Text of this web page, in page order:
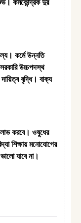
কর্মকেন্দ্রিক দুর
কর্মে উন্নতি
উচ্চপদস্থ
বৃদ্ধি। বাক্য
লাভ করবে। ওষুধের
শিক্ষায় মনোযোগের
যাবে না।